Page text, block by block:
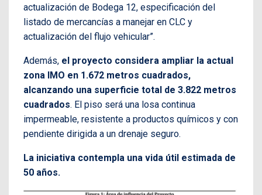
actualización de Bodega 12, especificación del
listado de mercancías a manejar en CLC y
actualización del flujo vehicular”.
Además, el proyecto considera ampliar la actual
zona IMO en 1.672 metros cuadrados,
alcanzando una superficie total de 3.822 metros
cuadrados. El piso será una losa continua
impermeable, resistente a productos químicos y con
pendiente dirigida a un drenaje seguro.
La iniciativa contempla una vida útil estimada de
50 años.